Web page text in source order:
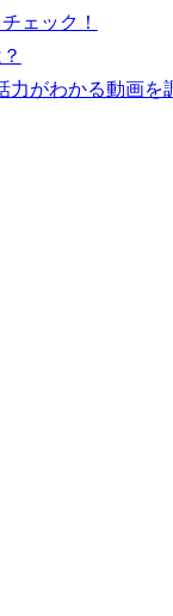
ェック！
がわかる動画を